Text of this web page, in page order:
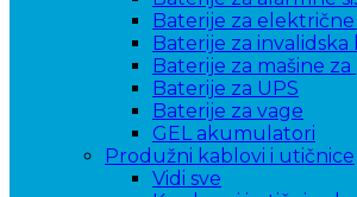
Baterije za
Baterije za invalidska
Baterije za mašine
Baterije za UPS
Baterije za vage
GEL akumulatori
Produžni kablovi i utičnice
Vidi sve